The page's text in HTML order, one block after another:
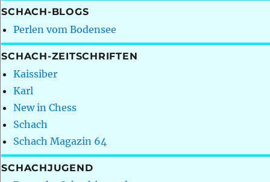
SCHACH-BLOGS
Perlen vom Bodensee
SCHACH-ZEITSCHRIFTEN
Kaissiber
Karl
New in Chess
Schach
Schach Magazin 64
SCHACHJUGEND